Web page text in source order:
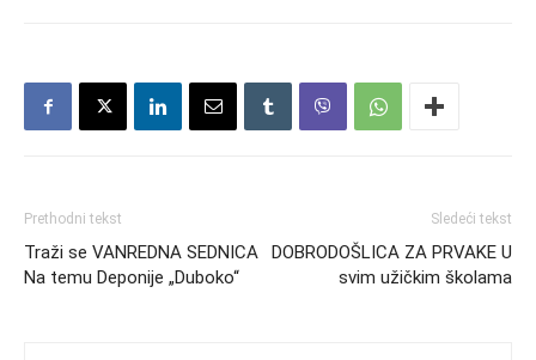
Prethodni tekst
Traži se VANREDNA SEDNICA
Na temu Deponije „Duboko“
Sledeći tekst
DOBRODOŠLICA ZA PRVAKE U
svim užičkim školama